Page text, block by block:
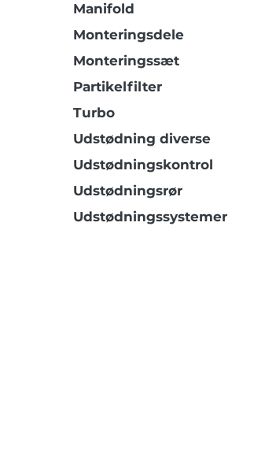
Manifold
Monteringsdele
Monteringssæt
Partikelfilter
Turbo
Udstødning diverse
Udstødningskontrol
Udstødningsrør
Udstødningssystemer